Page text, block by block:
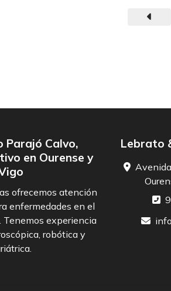
Parajó Calvo,
en Ourense y
ofrecemos atención
enfermedades en el
Tenemos experiencia
robótica y
Lebrato